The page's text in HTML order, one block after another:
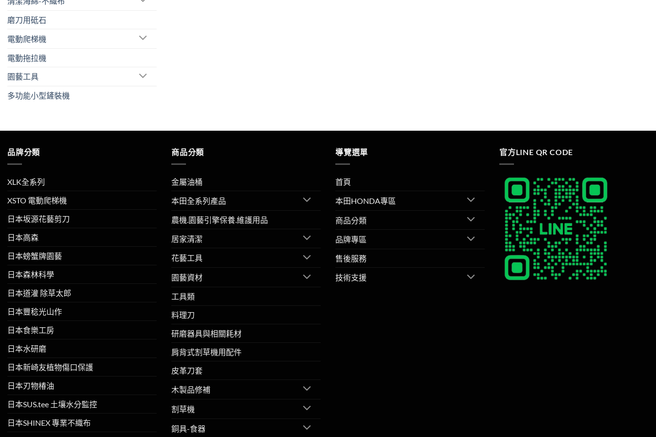
磨刀用砥石
電動爬梯機
電動拖拉機
園藝工具
多功能小型鏟裝機
品牌分類
XLK全系列
XSTO 電動爬梯機
日本坂源花藝剪刀
日本高森
日本螃蟹牌園藝
日本森林科學
日本道灌 除草太郎
日本豐稔光山作
日本食樂工房
日本水研磨
日本新崎友植物傷口保護
日本刃物椿油
日本SUS.tee 土壤水分監控
日本SHINEX 專業不織布
商品分類
金屬油桶
本田全系列產品
農機.園藝引擎保養.維護用品
居家清潔
花藝工具
園藝資材
工具類
料理刀
研磨器具與相關耗材
肩背式割草機用配件
皮革刀套
木製品修補
割草機
銅具-食器
導覽選單
首頁
本田HONDA專區
商品分類
品牌專區
售後服務
技術支援
官方LINE QR CODE